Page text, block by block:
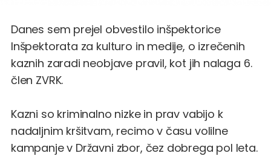
Danes sem prejel obvestilo inšpektorice
Inšpektorata za kulturo in medije, o izrečenih
kaznih zaradi neobjave pravil, kot jih nalaga 6.
člen ZVRK.
Kazni so kriminalno nizke in prav vabijo k
nadaljnim kršitvam, recimo v času volilne
kampanje v Državni zbor, čez dobrega pol leta.